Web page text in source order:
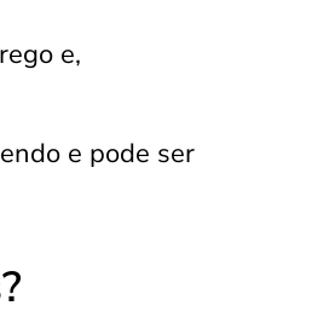
e,
e pode ser